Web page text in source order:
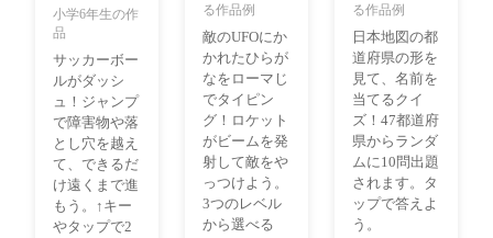
小学6年生の作
品
サッカーボー
ルがダッシ
ュ！ジャンプ
で障害物や落
とし穴を越え
て、できるだ
け遠くまで進
もう。↑キー
やタップで2
る作品例
敵のUFOにか
かれたひらが
なをローマじ
でタイピン
グ！ロケット
がビームを発
射して敵をや
っつけよう。
3つのレベル
から選べる
る作品例
日本地図の都
道府県の形を
見て、名前を
当てるクイ
ズ！47都道府
県からランダ
ムに10問出題
されます。タ
ップで答えよ
う。